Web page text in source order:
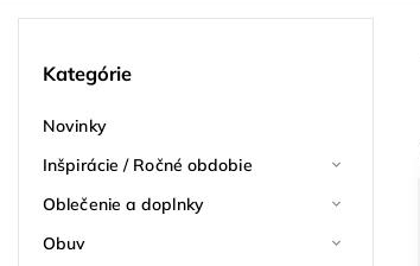
Kategórie
Novinky
Inšpirácie / Ročné obdobie
Oblečenie a doplnky
Obuv